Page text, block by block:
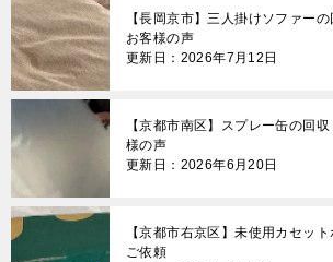
【長岡京市】三人掛けソファー
お客様の声
更新日：2026年7月12日
【京都市南区】スプレー缶の回
様の声
更新日：2026年6月20日
【京都市右京区】未使用カセッ
ご依頼